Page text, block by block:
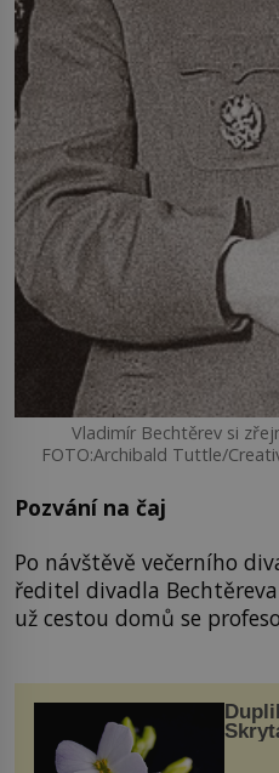
Vladimír Bechtěrev si
FOTO:Archibald Tuttle/
Pozvání na čaj
Po návštěvě večerního
ředitel divadla
už cestou domů se